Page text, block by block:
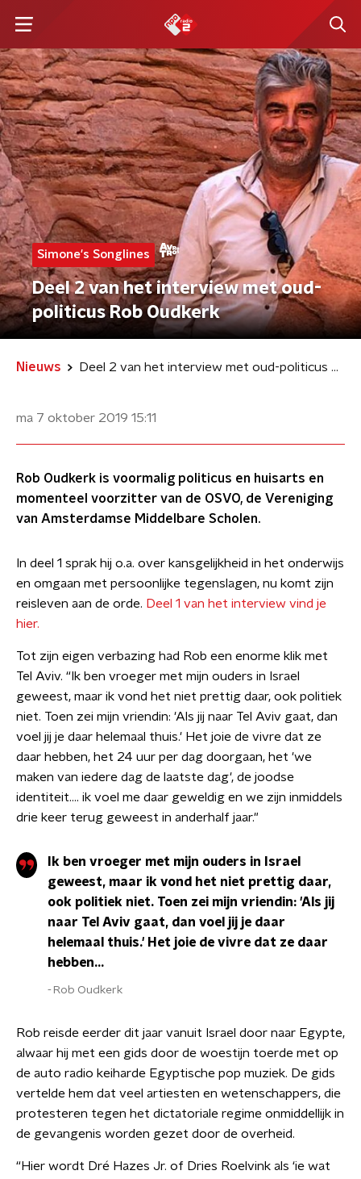
Simone's Songlines
Deel 2 van het interview met oud-
politicus Rob Oudkerk
Nieuws Deel 2 van het interview met oud-politicus Rob Oudkerk
ma 7 oktober 2019 15:11
Rob Oudkerk is voormalig politicus en huisarts en
momenteel voorzitter van de OSVO, de Vereniging
van Amsterdamse Middelbare Scholen.
In deel 1 sprak hij o.a. over kansgelijkheid in het onderwijs
en omgaan met persoonlijke tegenslagen, nu komt zijn
reisleven aan de orde. Deel 1 van het interview vind je
hier.
Tot zijn eigen verbazing had Rob een enorme klik met
Tel Aviv. “Ik ben vroeger met mijn ouders in Israel
geweest, maar ik vond het niet prettig daar, ook politiek
niet. Toen zei mijn vriendin: 'Als jij naar Tel Aviv gaat, dan
voel jij je daar helemaal thuis.' Het joie de vivre dat ze
daar hebben, het 24 uur per dag doorgaan, het 'we
maken van iedere dag de laatste dag', de joodse
identiteit…. ik voel me daar geweldig en we zijn inmiddels
drie keer terug geweest in anderhalf jaar."
Ik ben vroeger met mijn ouders in Israel
geweest, maar ik vond het niet prettig daar,
ook politiek niet. Toen zei mijn vriendin: 'Als jij
naar Tel Aviv gaat, dan voel jij je daar
helemaal thuis.' Het joie de vivre dat ze daar
hebben...
Rob Oudkerk
Rob reisde eerder dit jaar vanuit Israel door naar Egypte,
alwaar hij met een gids door de woestijn toerde met op
de auto radio keiharde Egyptische pop muziek. De gids
vertelde hem dat veel artiesten en wetenschappers, die
protesteren tegen het dictatoriale regime onmiddellijk in
de gevangenis worden gezet door de overheid.
“Hier wordt Dré Hazes Jr. of Dries Roelvink als ‘ie wat